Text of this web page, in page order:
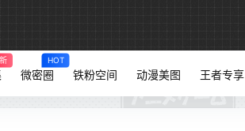
新
微密圈
HOT
铁粉空间 动漫美图 王者专享